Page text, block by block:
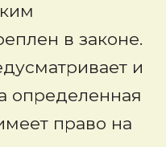
в законе.
и
определенная
право на